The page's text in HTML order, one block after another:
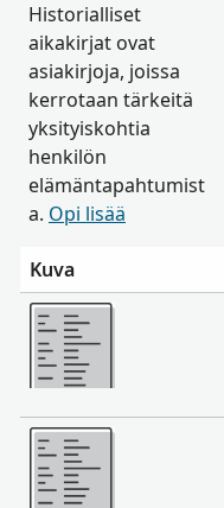
Historialliset
aikakirjat ovat
asiakirjoja, joissa
kerrotaan tärkeitä
yksityiskohtia
henkilön
elämäntapahtumist
a. Opi lisää
Kuva
Enemmän
Enemmän